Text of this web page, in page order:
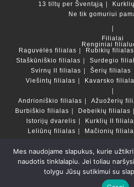
13 tiltų per Šventąją
Ne tik gomuriui
Filialai
Renginiai
Raguvėlės filialas
Rubikių filialas
Staškūniškio filialas
Surdegio
Svirnų II filialas
Šerių filialas
Viešintų filialas
Kavarsko
Andrioniškio filialas Ažuožerių
Burbiškio filialas
Debeikių filialas
Istorijų dvarelis
Kurklių II
Leliūnų filialas
Mačionių
Duomenų bazės ir
Copyright © Anykščių rajono
Stanislovo Didžiulių viešoji
Mes naudojame slapukus, kurie
naudotis tinklalapiu. Jei toliau
tolygu Jūsų sutikimui su